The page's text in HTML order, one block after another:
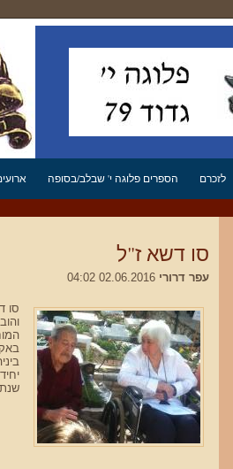
לזכרם הספרים פלוגה י' שבלב/בסופה
סו דשא ז"ל
עפר דרורי